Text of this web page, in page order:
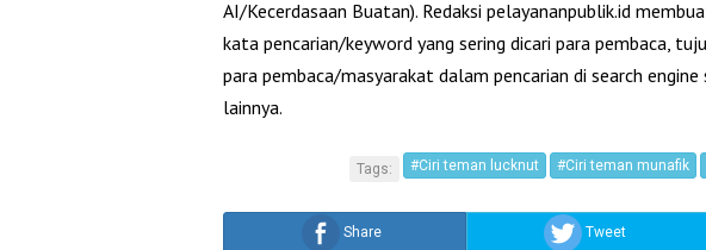
AI/Kecerdasaan Buatan). Redaksi pelayananpublik.id
kata pencarian/keyword yang sering dicari para pembaca,
para pembaca/masyarakat dalam pencarian di search
lainnya.
Tags: #Ciri teman lucknut #Ciri teman munafik
Share Tweet